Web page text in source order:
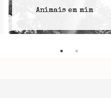
Animais em mim